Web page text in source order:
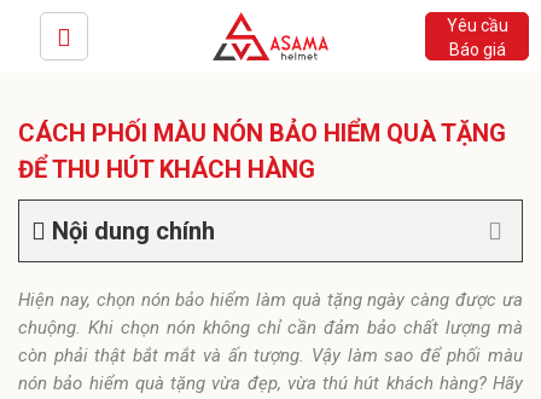
Yêu cầu
Báo giá
CÁCH PHỐI MÀU NÓN BẢO HIỂM QUÀ TẶNG
ĐỂ THU HÚT KHÁCH HÀNG
Nội dung chính
Hiện nay, chọn nón bảo hiểm làm quà tặng ngày càng được ưa
chuộng. Khi chọn nón không chỉ cần đảm bảo chất lượng mà
còn phải thật bắt mắt và ấn tượng. Vậy làm sao để phối màu
nón bảo hiểm quà tặng vừa đẹp, vừa thú hút khách hàng? Hãy